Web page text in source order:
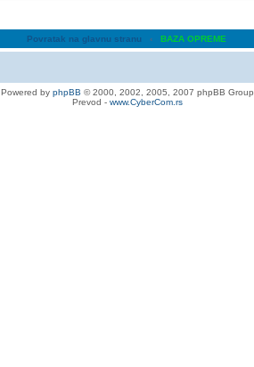
Povratak na glavnu stranu ‹ BAZA OPREME
Powered by phpBB © 2000, 2002, 2005, 2007 phpBB Group
Prevod - www.CyberCom.rs